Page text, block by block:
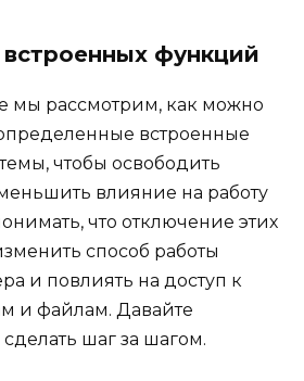
функций
мы рассмотрим, как можно
встроенные
чтобы освободить
влияние на работу
что отключение этих
способ работы
и повлиять на доступ к
и файлам. Давайте
шаг за шагом.